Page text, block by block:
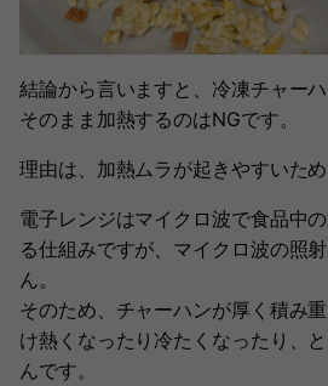
結論から言いますと、冷凍チャー
そのまま加熱するのはNGです。
理由は、加熱ムラが起きやすいため
電子レンジはマイクロ波で食品中
る仕組みですが、マイクロ波の照
ん。
そのため、チャーハンが厚く積み
け熱くなったり冷たくなったり、
んです。